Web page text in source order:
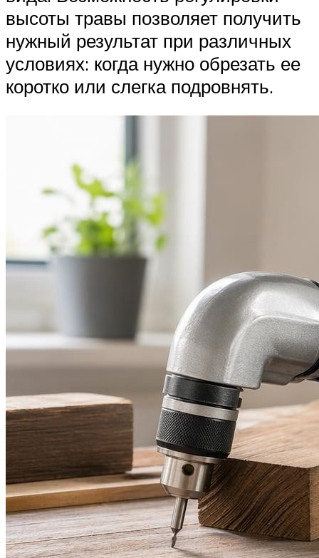
высоты травы позволяет получить
нужный результат при различных
условиях: когда нужно обрезать ее
коротко или слегка подровнять.